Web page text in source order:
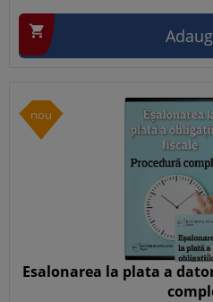

nou
Esalonarea la plata a